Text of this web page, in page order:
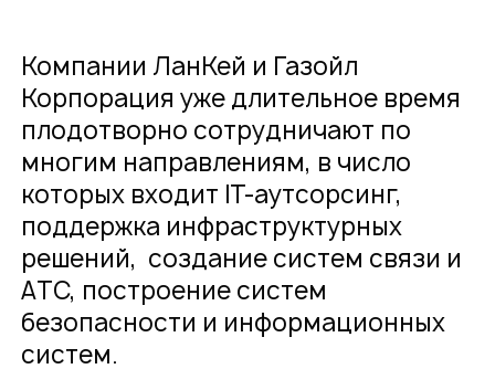
Компании ЛанКей и Газойл
Корпорация уже длительное время
плодотворно сотрудничают по
многим направлениям, в число
которых входит IT-аутсорсинг,
поддержка инфраструктурных
решений, создание систем связи и
АТС, построение систем
безопасности и информационных
систем.